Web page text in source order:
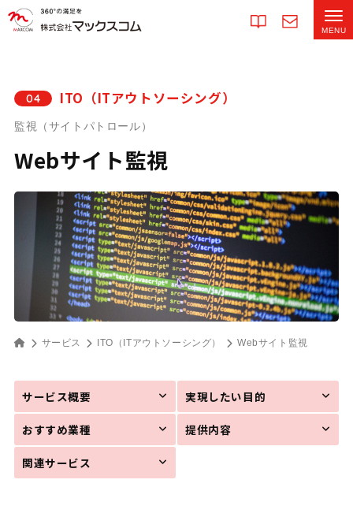
04 ITO（ITアウトソーシング）
監視（サイトパトロール）
Webサイト監視
サービス ITO（ITアウトソーシング） Webサイト監視
サービス概要 実現したい目的
おすすめ業種 提供内容
関連サービス